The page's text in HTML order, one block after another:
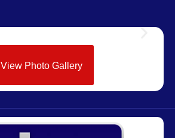
View Photo Gallery